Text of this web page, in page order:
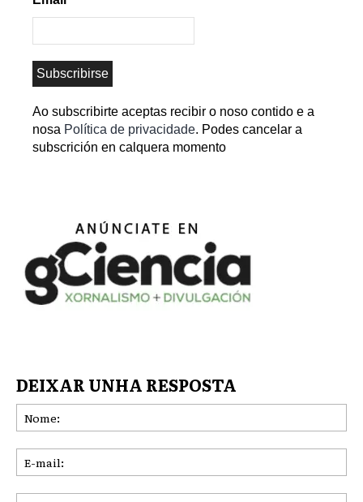
Ao subscribirte aceptas recibir o noso contido e a
nosa Política de privacidade. Podes cancelar a
subscrición en calquera momento
DEIXAR UNHA RESPOSTA